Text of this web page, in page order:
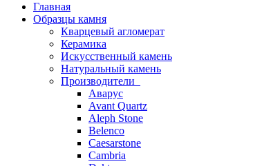
Главная
Образцы камня
Кварцевый агломерат
Керамика
Искусственный камень
Натуральный камень
Производители
Аварус
Avant Quartz
Aleph Stone
Belenco
Caesarstone
Cambria